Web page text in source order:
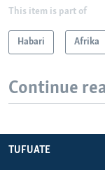
This item is part of
Habari Afrika
Continue
TUFUATE